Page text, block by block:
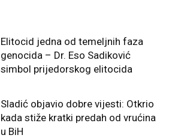
Elitocid jedna od temeljnih faza
genocida – Dr. Eso Sadiković
simbol prijedorskog elitocida
Sladić objavio dobre vijesti: Otkrio
kada stiže kratki predah od vrućina
u BiH